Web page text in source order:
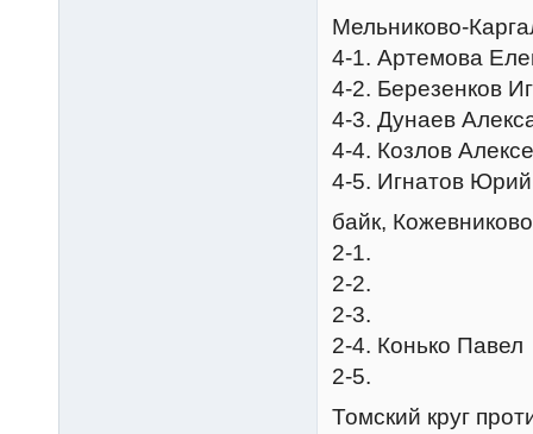
Мельниково-
4-1. Артемова
4-2. Березенков
4-3. Дунаев
4-4. Козлов
4-5. Игнатов Юрий
байк,
2-1.
2-2.
2-3.
2-4. Конько Павел
2-5.
Томский круг